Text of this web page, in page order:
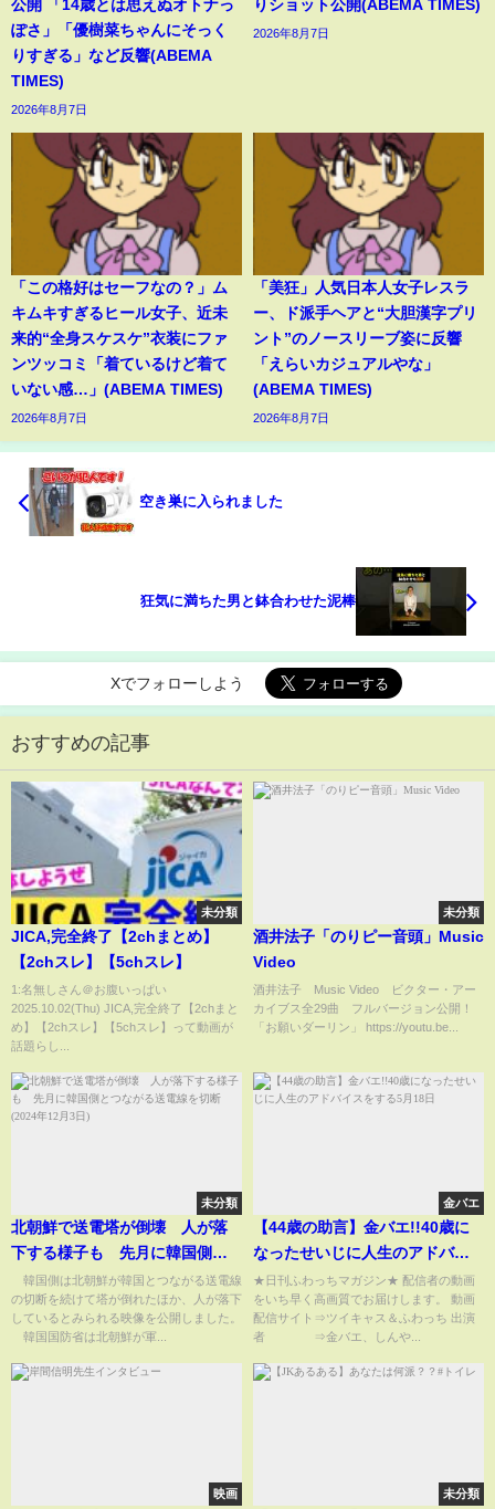
公開 「14歳とは思えぬオトナっ
ぽさ」「優樹菜ちゃんにそっく
りすぎる」など反響(ABEMA
TIMES)
2026年8月7日
りショット公開(ABEMA TIMES)
2026年8月7日
「この格好はセーフなの？」ム
キムキすぎるヒール女子、近未
来的“全身スケスケ”衣装にファ
ンツッコミ「着ているけど着て
いない感…」(ABEMA TIMES)
2026年8月7日
「美狂」人気日本人女子レスラ
ー、ド派手ヘアと“大胆漢字プリ
ント”のノースリーブ姿に反響
「えらいカジュアルやな」
(ABEMA TIMES)
2026年8月7日
空き巣に入られました
狂気に満ちた男と鉢合わせた泥棒
Xでフォローしよう
おすすめの記事
未分類
JICA,完全終了【2chまとめ】
【2chスレ】【5chスレ】
1:名無しさん＠お腹いっぱい
2025.10.02(Thu) JICA,完全終了【2chまと
め】【2chスレ】【5chスレ】って動画が
話題らし...
未分類
酒井法子「のりピー音頭」Music
Video
酒井法子 Music Video ビクター・アー
カイブス全29曲 フルバージョン公開！
「お願いダーリン」 https://youtu.be...
未分類
北朝鮮で送電塔が倒壊 人が落
下する様子も 先月に韓国側と
つながる送電線を切断(2024年12
月3日)
韓国側は北朝鮮が韓国とつながる送電線
の切断を続けて塔が倒れたほか、人が落下
しているとみられる映像を公開しました。
韓国国防省は北朝鮮が軍...
金バエ
【44歳の助言】金バエ!!40歳に
なったせいじに人生のアドバイ
スをする5月18日
★日刊ふわっちマガジン★ 配信者の動画
をいち早く高画質でお届けします。 動画
配信サイト⇒ツイキャス＆ふわっち 出演
者 ⇒金バエ、しんや...
映画 未分類